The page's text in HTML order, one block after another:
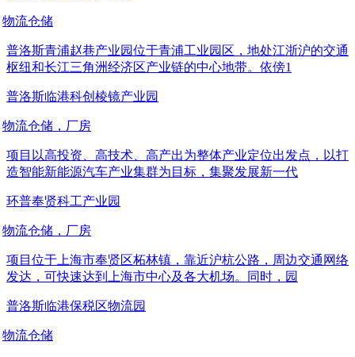
物流仓储
普洛斯青浦赵巷产业园位于青浦工业园区，地处江浙沪的交通
枢纽和长江三角洲经济区产业链的中心地带。依傍1
普洛斯临港科创棱镜产业园
物流仓储，厂房
项目以高投资、高技术、高产出为整体产业定位出发点，以打
造智能新能源汽车产业集群为目标，集聚发展新一代
环普奉贤科工产业园
物流仓储，厂房
项目位于上海市奉贤区柘林镇，靠近沪杭公路，周边交通网络
发达，可快速达到上海市中心及各大机场。同时，园
普洛斯临港保税区物流园
物流仓储